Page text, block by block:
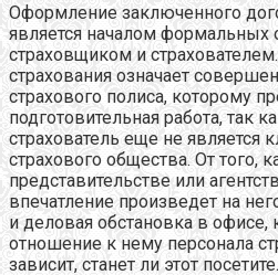
Оформление заключенного
является началом
страховщиком и
страхования означает
страхового полиса, которому
подготовительная работа, так
страхователь еще не является
страхового общества. От того,
представительстве или
впечатление произведет на
и деловая обстановка в
отношение к нему персонала
зависит, станет ли этот